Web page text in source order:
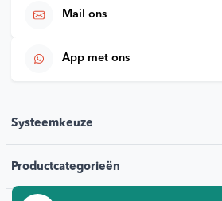
Mail ons
App met ons
Systeemkeuze
Productcategorieën